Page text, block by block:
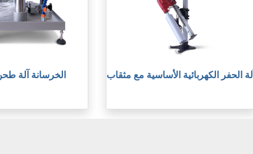
الخرسانة آلة آلة الحفر الكهربائية الأساسية مع مثقاب